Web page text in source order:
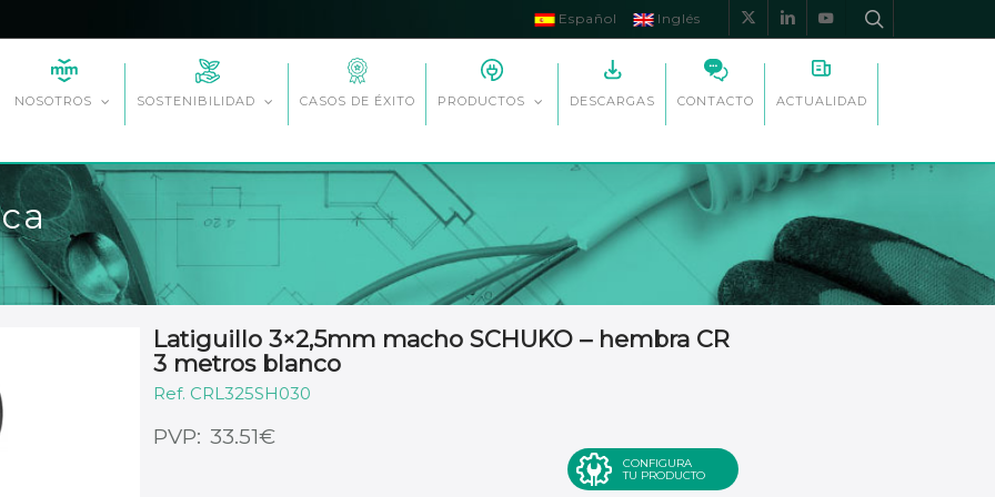
x-
linkedinyoutube
Español Inglés
NOSOTROS SOSTENIBILIDAD CASOS DE ÉXITO PRODUCTOS DESCARGAS CONTACTO ACTUALIDAD
Latiguillo 3×2,5mm macho SCHUKO – hembra CR
3 metros blanco
33.51€
CRL325SH030
CONFIGURA
TU PRODUCTO